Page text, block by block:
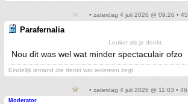
• zaterdag 4 juli 2026 @ 09:26 • 45
Parafernalia
Leuker als je denkt
Nou dit was wel wat minder spectaculair ofzo
Eindelijk iemand die denkt wat iedereen zegt
• zaterdag 4 juli 2026 @ 11:03 • 46
Moderator